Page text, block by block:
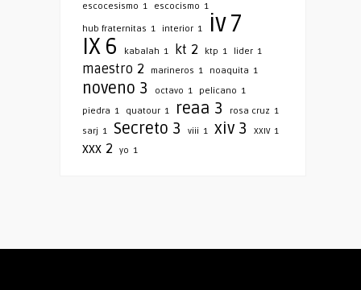
escocesismo 1 escocismo 1
hub fraternitas 1 interior 1 iv7
IX 6 kabalah 1 kt 2 ktp 1 lider 1
maestro 2 marineros 1 noaquita 1
noveno 3 octavo 1 pelicano 1
piedra 1 quatour 1 reaa 3 rosa cruz 1
sarj 1 Secreto 3 viii 1 xiv 3 XXIV 1
xxx 2 yo 1